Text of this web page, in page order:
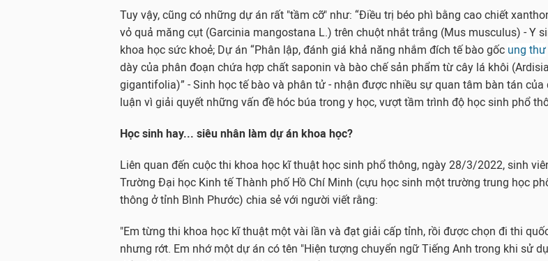
Tuy vậy, cũng có những dự án rất "tầm cỡ" như: “Điều trị béo phì bằng cao chiết
vỏ quả măng cụt (Garcinia mangostana L.) trên chuột nhắt trắng (Mus musculus) - Y
khoa học sức khoẻ; Dự án “Phân lập, đánh giá khả năng nhắm đích tế bào gốc ung thư
dày của phân đoạn chứa hợp chất saponin và bào chế sản phẩm từ cây lá khôi (Ardisia
gigantifolia)” - Sinh học tế bào và phân tử - nhận được nhiều sự quan tâm bàn tán của
luận vì giải quyết những vấn đề hóc búa trong y học, vượt tầm trình độ học sinh phổ
Học sinh hay... siêu nhân làm dự án khoa học?
Liên quan đến cuộc thi khoa học kĩ thuật học sinh phổ thông, ngày 28/3/2022, sinh
Trường Đại học Kinh tế Thành phố Hồ Chí Minh (cựu học sinh một trường trung học
thông ở tỉnh Bình Phước) chia sẻ với người viết rằng:
"Em từng thi khoa học kĩ thuật một vài lần và đạt giải cấp tỉnh, rồi được chọn đi thi
nhưng rớt. Em nhớ một dự án có tên "Hiện tượng chuyển ngữ Tiếng Anh trong khi sử